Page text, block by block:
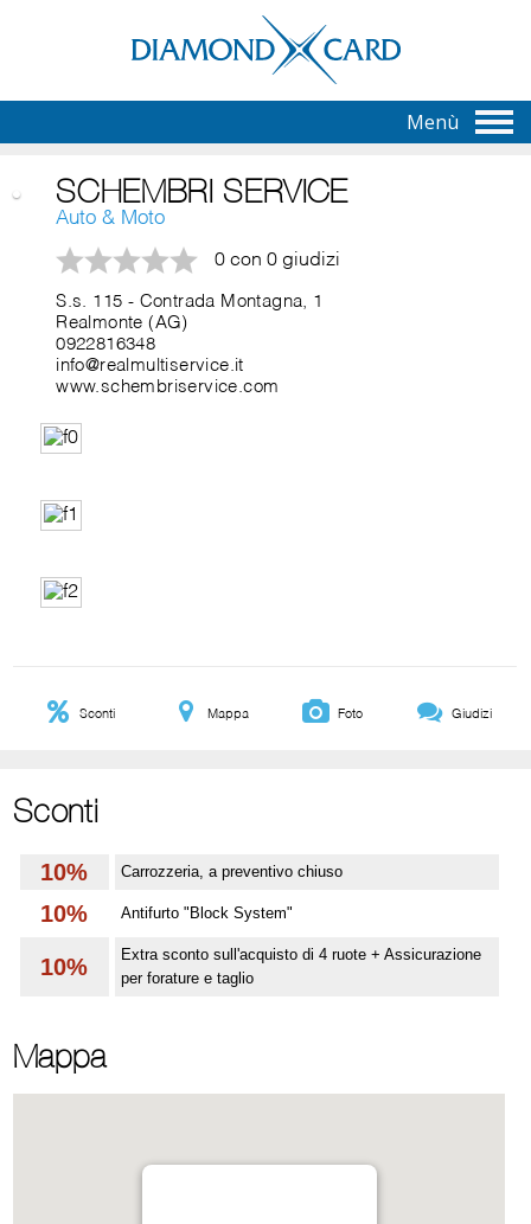
Menù
SCHEMBRI SERVICE
Auto & Moto
0 con 0 giudizi
S.s. 115 - Contrada Montagna, 1
Realmonte (AG)
0922816348
info@realmultiservice.it
www.schembriservice.com
Sconti Mappa Foto Giudizi
Sconti
10% Carrozzeria, a preventivo chiuso
10% Antifurto "Block System"
10%
Extra sconto sull'acquisto di 4 ruote + Assicurazione
per forature e taglio
Mappa